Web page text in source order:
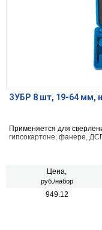
ЗУБР 8 шт, 19-64 мм,
Применяется для
гипсокартоне, фанере,
Цена,
руб./набор
949.12